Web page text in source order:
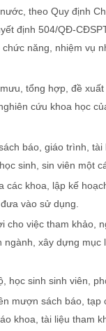
theo Quy định
định 504/QĐ-
năng, nhiệm vụ
tổng hợp, đề
cứu khoa học
báo, giáo trình,
sinh, sin viên một
khoa, lập kế
vào sử dụng.
việc tham khảo,
xây dựng
học sinh sinh viên,
mượn sách báo,
khoa, tài liệu tham